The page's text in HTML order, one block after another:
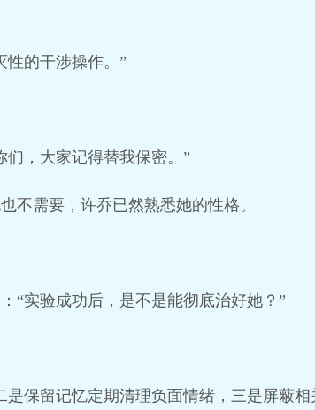
性的干涉操作。”
，大家记得替我保密。”
不需要，许乔已然熟悉她的性格。
“实验成功后，是不是能彻底治好她？”
保留记忆定期清理负面情绪，三是屏蔽